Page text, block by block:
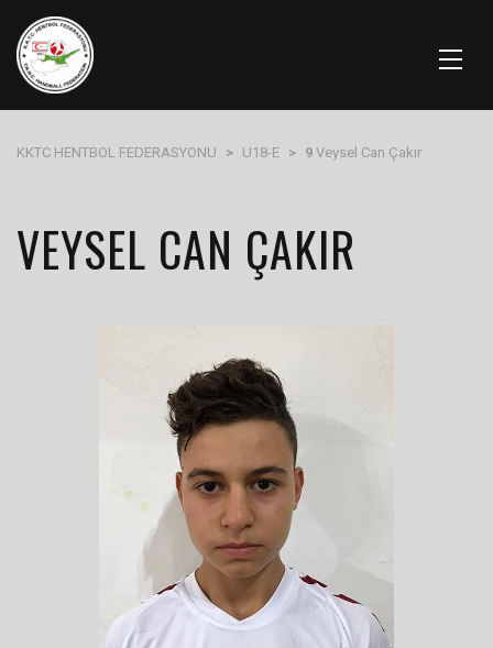
KKTC HENTBOL FEDERASYONU > U18-E > 9 Veysel Can Çakır
VEYSEL CAN ÇAKIR